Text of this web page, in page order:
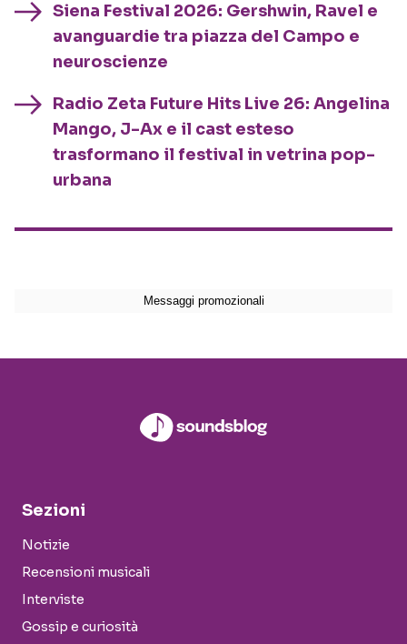
Siena Festival 2026: Gershwin, Ravel e
avanguardie tra piazza del Campo e
neuroscienze
Radio Zeta Future Hits Live 26: Angelina
Mango, J-Ax e il cast esteso
trasformano il festival in vetrina pop-
urbana
Sezioni
Notizie
Recensioni musicali
Interviste
Gossip e curiosità